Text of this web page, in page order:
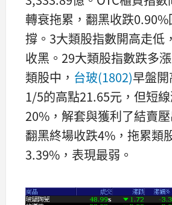
轉衰拖累，翻黑收跌
撐。3大類股指數開高走低
收黑。29大類股指數跌多
類股中， 台玻(1802)早盤
1/5的高點21.65元，但短
20%，解套與獲利了結賣
翻黑終場收跌4%，拖累類
3.39%，表現最弱。